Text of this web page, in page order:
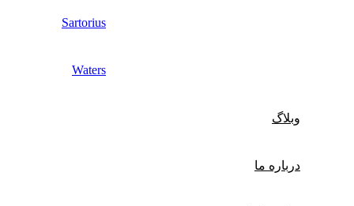
Sartorius
Waters
وبلاگ
درباره ما